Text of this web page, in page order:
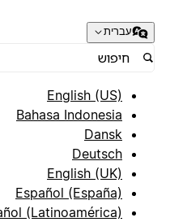
עברית
English (US)
Bahasa Indonesia
Dansk
Deutsch
English (UK)
Español (España)
Español (Latinoamérica)